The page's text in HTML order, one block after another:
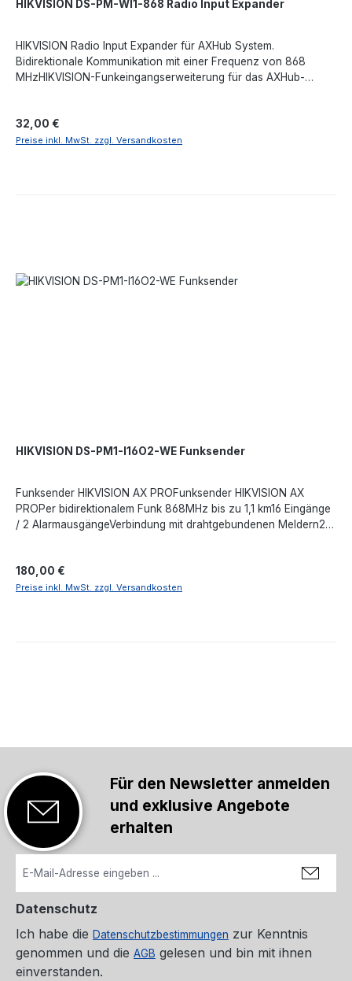
HIKVISION DS-PM-WI1-868 Radio Input Expander
HIKVISION Radio Input Expander für AXHub System.
Bidirektionale Kommunikation mit einer Frequenz von 868
MHzHIKVISION-Funkeingangserweiterung für das AXHub-
StatusanzeigenNicht für den Außenbereich
geeignetAngetrieben durch CR123 A 3V DC Batterie.
Regulärer Preis:
32,00 €
Preise inkl. MwSt. zzgl. Versandkosten
HIKVISION DS-PM1-I16O2-WE Funksender
Funksender HIKVISION AX PROFunksender HIKVISION AX
PROPer bidirektionalem Funk 868MHz bis zu 1,1 km16 Eingänge
/ 2 AlarmausgängeVerbindung mit drahtgebundenen Meldern2
unterstützen.
Regulärer Preis:
180,00 €
Preise inkl. MwSt. zzgl. Versandkosten
Für den Newsletter anmelden
und exklusive Angebote
erhalten
Datenschutz
Ich habe die Datenschutzbestimmungen zur Kenntnis
genommen und die AGB gelesen und bin mit ihnen
einverstanden.